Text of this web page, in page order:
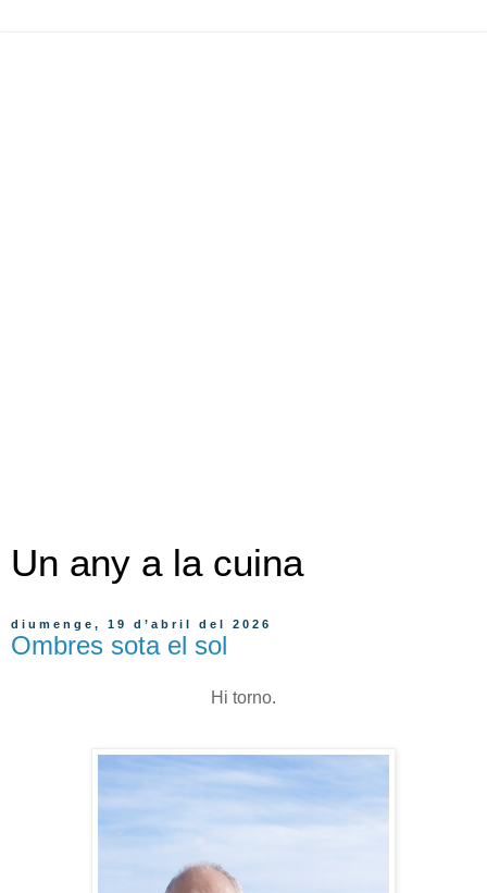
Un any a la cuina
diumenge, 19 d’abril del 2026
Ombres sota el sol
Hi torno.